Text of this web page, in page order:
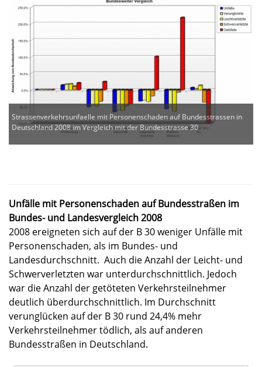
Strassenverkehrsunfaelle mit Personenschaden auf Bundesstrassen in
Deutschland 2008 im Vergleich mit der Bundesstrasse 30
Unfälle mit Personenschaden auf Bundesstraßen im
Bundes- und Landesvergleich 2008
2008 ereigneten sich auf der B 30 weniger Unfälle mit
Personenschaden, als im Bundes- und
Landesdurchschnitt. Auch die Anzahl der Leicht- und
Schwerverletzten war unterdurchschnittlich. Jedoch
war die Anzahl der getöteten Verkehrsteilnehmer
deutlich überdurchschnittlich. Im Durchschnitt
verunglücken auf der B 30 rund 24,4% mehr
Verkehrsteilnehmer tödlich, als auf anderen
Bundesstraßen in Deutschland.